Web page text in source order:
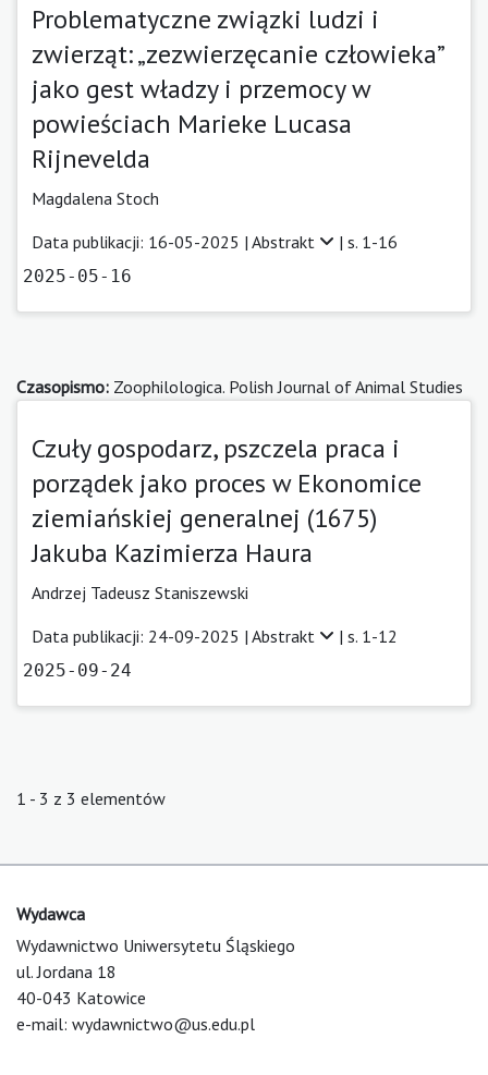
Problematyczne związki ludzi i
zwierząt: „zezwierzęcanie człowieka”
jako gest władzy i przemocy w
powieściach Marieke Lucasa
Rijnevelda
Magdalena Stoch
Data publikacji: 16-05-2025 | Abstrakt | s. 1-16
2025-05-16
Czasopismo: Zoophilologica. Polish Journal of Animal Studies
Czuły gospodarz, pszczela praca i
porządek jako proces w Ekonomice
ziemiańskiej generalnej (1675)
Jakuba Kazimierza Haura
Andrzej Tadeusz Staniszewski
Data publikacji: 24-09-2025 | Abstrakt | s. 1-12
2025-09-24
1 - 3 z 3 elementów
Wydawca
Wydawnictwo Uniwersytetu Śląskiego
ul. Jordana 18
40-043 Katowice
e-mail: wydawnictwo@us.edu.pl